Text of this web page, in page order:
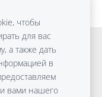
Anti-Age
Консультации
cookie
чтобы
для вас
а также дать
в
вами нашего